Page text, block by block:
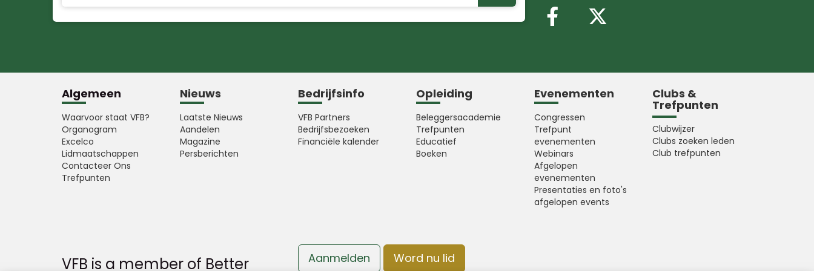
Volg ons op Facebook
Algemeen
Waarvoor staat VFB?
Organogram
Excelco
Lidmaatschappen
Contacteer Ons
Trefpunten
Nieuws
Laatste Nieuws
Aandelen
Magazine
Persberichten
Bedrijfsinfo
VFB Partners
Bedrijfsbezoeken
Financiële kalender
Opleiding
Beleggersacademie
Trefpunten
Educatief
Boeken
Evenementen
Congressen
Trefpunt
evenementen
Webinars
Afgelopen
evenementen
Presentaties en foto's
afgelopen events
Clubs &
Trefpunten
Clubwijzer
Clubs zoeken leden
Club trefpunten
VFB is a member of Better Aanmelden Word nu lid